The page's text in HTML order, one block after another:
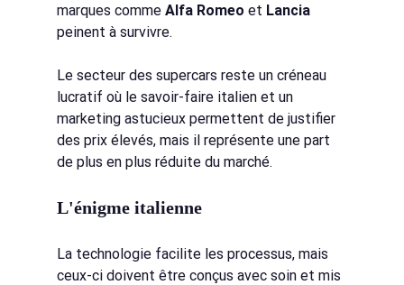
marques comme Alfa Romeo et Lancia
peinent à survivre.
Le secteur des supercars reste un créneau
lucratif où le savoir-faire italien et un
marketing astucieux permettent de justifier
des prix élevés, mais il représente une part
de plus en plus réduite du marché.
L'énigme italienne
La technologie facilite les processus, mais
ceux-ci doivent être conçus avec soin et mis